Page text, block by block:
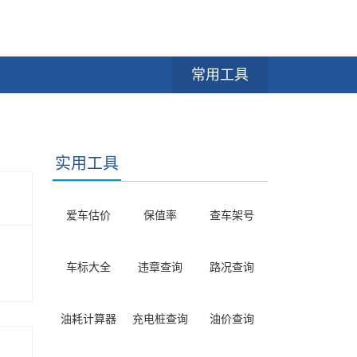
常用工具
实用工具
爱车估价 保值率 查车架号
车标大全 违章查询 路况查询
油耗计算器 充电桩查询 油价查询